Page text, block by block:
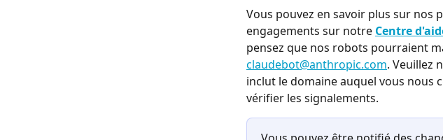
Vous pouvez en savoir plus sur nos
engagements sur notre Centre
pensez que nos robots pourraient
claudebot@anthropic.com. Veuillez
inclut le domaine auquel vous nous
vérifier les signalements.